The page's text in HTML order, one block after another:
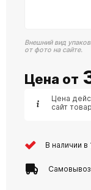
Внешний вид
от фото на сайте.
Цена от
Цена
сайт
В наличии в